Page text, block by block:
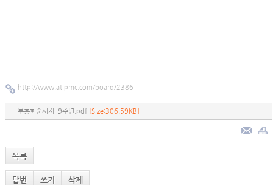
http://www.atlpmc.com/board/2386
부흥회순서지_9주년.pdf [Size:306.59KB]
목록
답변 쓰기 삭제